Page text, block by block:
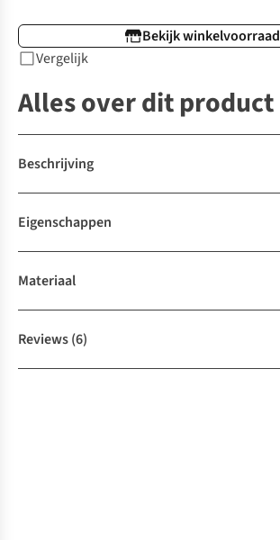
Bekijk winkelvoorraad
Vergelijk
Alles over dit product
Beschrijving
Eigenschappen
Materiaal
Reviews(6)